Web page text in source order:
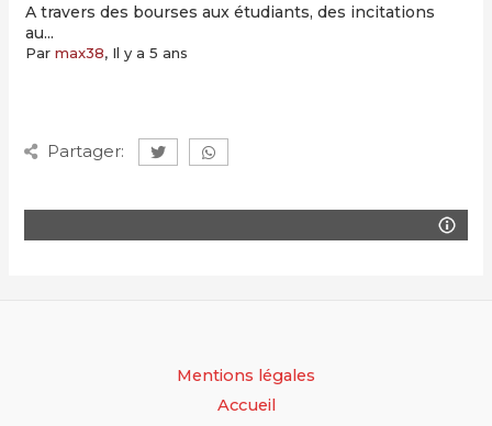
A travers des bourses aux étudiants, des incitations
au...
Parmax38, Il y a 5 ans
Partager:
Mentions légales
Accueil